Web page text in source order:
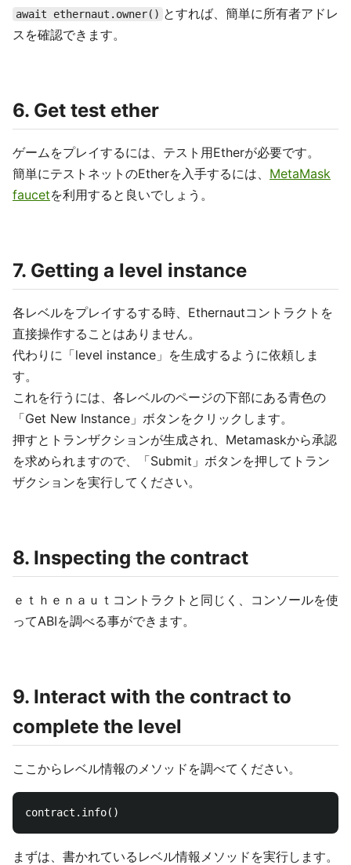
await ethernaut.owner() とすれば、簡単に所有者アドレ
スを確認できます。
6. Get test ether
ゲームをプレイするには、テスト用Etherが必要です。
簡単にテストネットのEtherを入手するには、 MetaMask
faucetを利用すると良いでしょう。
7. Getting a level instance
各レベルをプレイするする時、Ethernautコントラクトを
直接操作することはありません。
代わりに「level instance」を生成するように依頼しま
す。
これを行うには、各レベルのページの下部にある青色の
「Get New Instance」ボタンをクリックします。
押すとトランザクションが生成され、Metamaskから承認
を求められますので、「Submit」ボタンを押してトラン
ザクションを実行してください。
8. Inspecting the contract
ｅｔｈｅｎａｕｔコントラクトと同じく、コンソールを使
ってABIを調べる事ができます。
9. Interact with the contract to
complete the level
ここからレベル情報のメソッドを調べてください。
まずは、書かれているレベル情報メソッドを実行します。